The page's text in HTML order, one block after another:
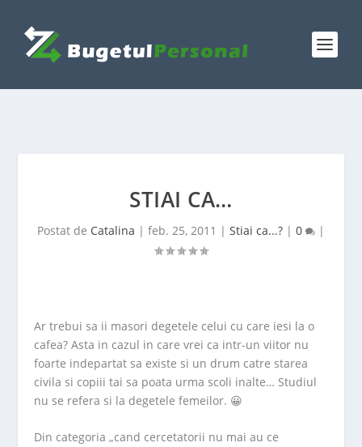
STIAI CA…
Postat de Catalina | feb. 25, 2011 | Stiai ca...? | 0 |
Ar trebui sa ii masori degetele celui cu care iesi la o
cafea? Asta in cazul in care vrei ca intr-un viitor nu
foarte indepartat sa existe si un drum catre starea
civila si copiii tai sa poata urma scoli inalte… Studiul
nu se refera si la degetele femeilor. 😀
Din categoria „cand cercetatorii nu mai au ce